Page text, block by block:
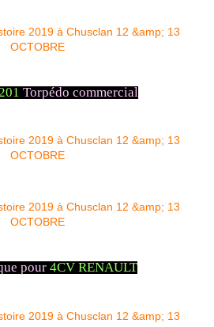
Torpédo commercial
pour 4CV RENAULT